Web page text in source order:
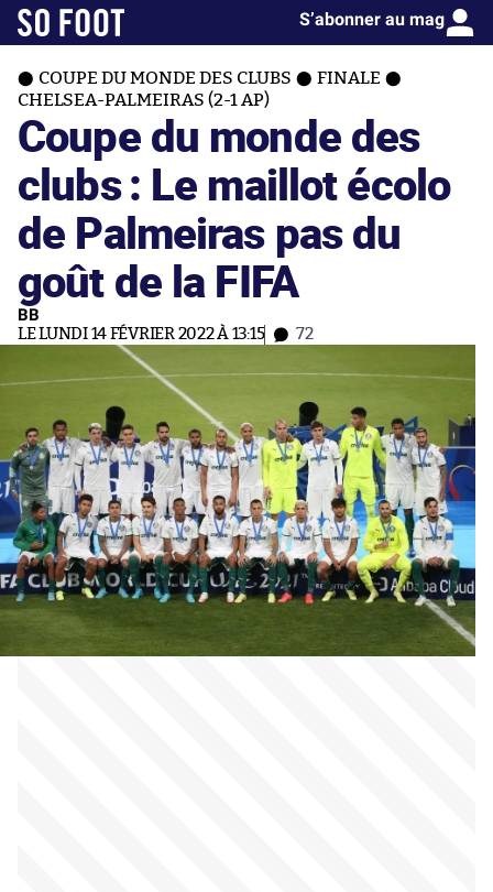
S’abonner au mag
COUPE DU MONDE DES CLUBS
FINALE
CHELSEA-PALMEIRAS (2-1 AP)
Coupe du monde des
clubs : Le maillot écolo
de Palmeiras pas du
goût de la FIFA
BB
LE LUNDI 14 FÉVRIER 2022 À 13:15 72